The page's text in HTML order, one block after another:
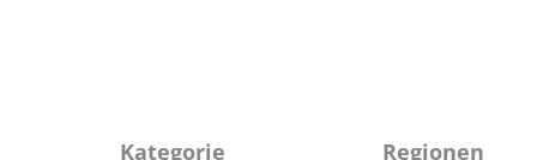
Kategorie Regionen